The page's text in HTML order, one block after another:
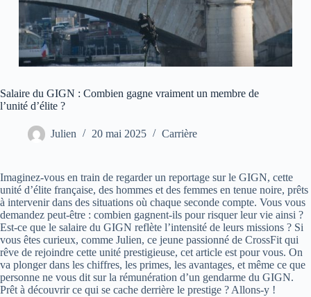
Salaire du GIGN : Combien gagne vraiment un membre de
l’unité d’élite ?
Julien 20 mai 2025 Carrière
Imaginez-vous en train de regarder un reportage sur le GIGN, cette
unité d’élite française, des hommes et des femmes en tenue noire, prêts
à intervenir dans des situations où chaque seconde compte. Vous vous
demandez peut-être : combien gagnent-ils pour risquer leur vie ainsi ?
Est-ce que le salaire du GIGN reflète l’intensité de leurs missions ? Si
vous êtes curieux, comme Julien, ce jeune passionné de CrossFit qui
rêve de rejoindre cette unité prestigieuse, cet article est pour vous. On
va plonger dans les chiffres, les primes, les avantages, et même ce que
personne ne vous dit sur la rémunération d’un gendarme du GIGN.
Prêt à découvrir ce qui se cache derrière le prestige ? Allons-y !